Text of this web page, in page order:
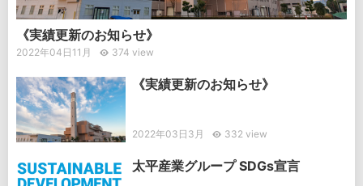
《実績更新のお知らせ》
2022年04日11月 374 view
《実績更新のお知らせ》
2022年03日3月 332 view
太平産業グループ SDGs宣言